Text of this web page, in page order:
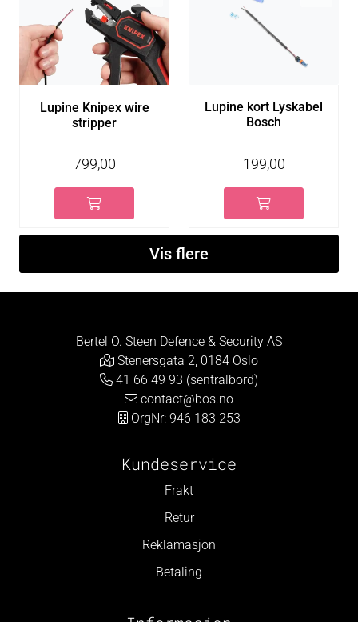
Lupine Knipex wire
stripper
799,00
Lupine kort Lyskabel
Bosch
199,00
Vis flere
Bertel O. Steen Defence & Security AS
Stenersgata 2, 0184 Oslo
41 66 49 93 (sentralbord)
contact@bos.no
OrgNr: 946 183 253
Kundeservice
Frakt
Retur
Reklamasjon
Betaling